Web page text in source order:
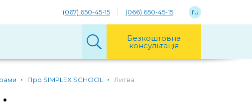
(067) 650-45-15 (066) 650-45-15 ru
Безкоштовна
консультація
Про SIMPLEX SCHOOL Литва